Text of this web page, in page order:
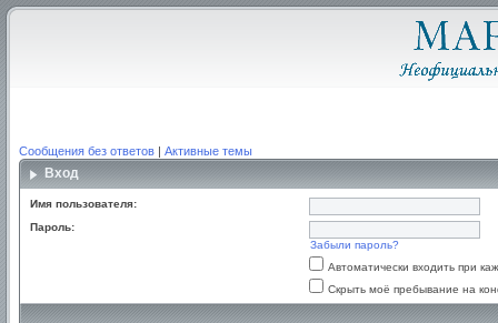
Сообщения без ответов | Активные темы
Вход
Имя пользователя:
Пароль:
Забыли пароль?
Автоматически входить при
Скрыть моё пребывание на